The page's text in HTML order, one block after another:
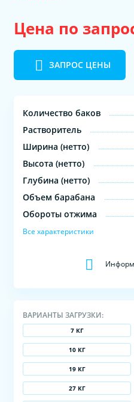
Цена по
ЗАПРОС ЦЕНЫ
Количество баков
Растворитель
Ширина (нетто)
Высота (нетто)
Глубина (нетто)
Объем барабана
Обороты отжима
Все характеристики
ВАРИАНТЫ ЗАГРУЗКИ:
7 КГ
10 КГ
19 КГ
27 КГ